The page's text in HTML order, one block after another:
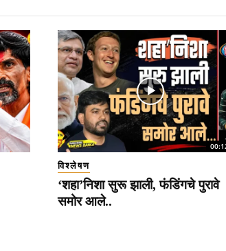
विश्लेषण
‘शहा’निशा सुरू झाली, फंडिंगचे पुरावे
समोर आले..